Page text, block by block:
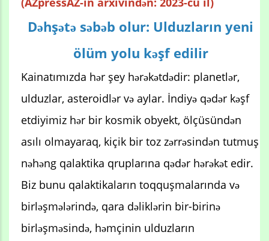
Dəhşətə səbəb olur: Ulduzların yeni
ölüm yolu kəşf edilir
Kainatımızda hər şey hərəkətdədir: planetlər,
ulduzlar, asteroidlər və aylar. İndiyə qədər kəşf
etdiyimiz hər bir kosmik obyekt, ölçüsündən
asılı olmayaraq, kiçik bir toz zərrəsindən tutmuş
nəhəng qalaktika qruplarına qədər hərəkət edir.
Biz bunu qalaktikaların toqquşmalarında və
birləşmələrində, qara dəliklərin bir-birinə
birləşməsində, həmçinin ulduzların